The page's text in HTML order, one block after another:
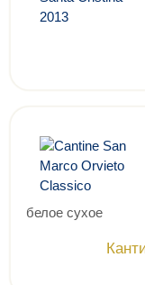
белое сухое